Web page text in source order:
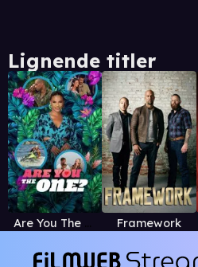
Lignende titler
Are You The One? Framework